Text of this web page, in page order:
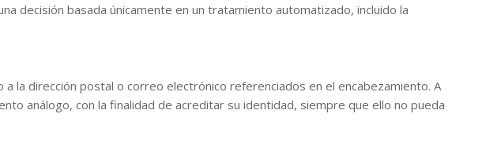
decisión basada únicamente en un tratamiento automatizado, incluido la
la dirección postal o correo electrónico referenciados en el encabezamiento. A
análogo, con la finalidad de acreditar su identidad, siempre que ello no pueda